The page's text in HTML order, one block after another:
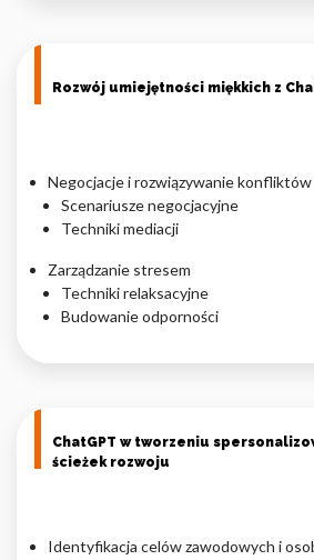
Rozwój umiejętności miękkich z
Negocjacje i rozwiązywanie konfliktów
Scenariusze negocjacyjne
Techniki mediacji
Zarządzanie stresem
Techniki relaksacyjne
Budowanie odporności
ChatGPT w tworzeniu
ścieżek rozwoju
Identyfikacja celów zawodowych i